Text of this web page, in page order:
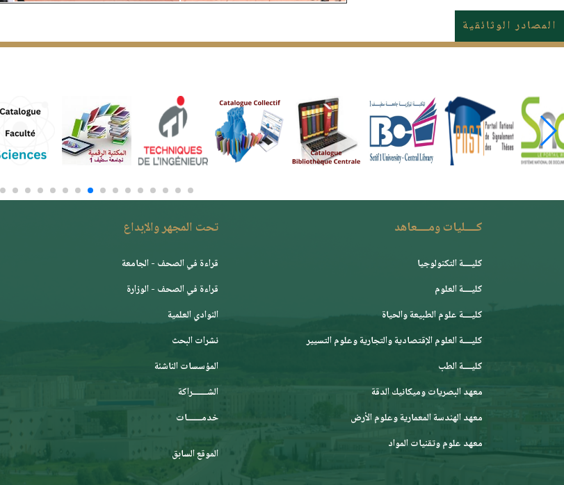
المصادر الوثائقية
كــــليات ومــــعاهد
كليــــة التكنولوجيا
كليــــة العلوم
كليــــة علوم الطبيعة والحياة
كليــــة العلوم الإقتصادية والتجارية وعلوم التسيير
كليــــة الطب
معهد البصريات وميكانيك الدقة
معهد الهندسة المعمارية وعلوم الأرض
معهد علوم وتقنيات المواد
تحت المجهر والإبداع
قراءة في الصحف - الجامعة
قراءة في الصحف - الوزارة
النوادي العلمية
نشرات البحث
المؤسسات الناشئة
الشـــــــراكة
خدمـــــــات
الموقع السابق